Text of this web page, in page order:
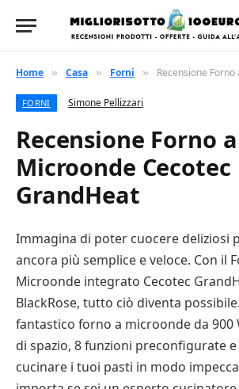
Home » Casa » Forni » Recensione Forno a
FORNI Simone Pellizzari
Recensione Forno a
Microonde Cecotec
GrandHeat
Immagina di poter cuocere deliziosi
ancora più semplice e veloce. Con il
Microonde integrato Cecotec
BlackRose, tutto ciò diventa
fantastico forno a microonde da 900
di spazio, 8 funzioni preconfigurate
cucinare i tuoi pasti in modo